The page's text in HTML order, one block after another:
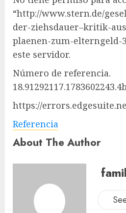
“http://www.stern.de/
der-ziehsdauer–kritik-
plaenen-zum-elterngeld-
este servidor.
Número de referencia.
https://
Referencia
About The Author